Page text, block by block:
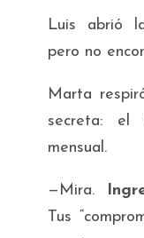
Luis abrió
pero no
Marta
secreta: el
mensual.
—Mira.
Tus